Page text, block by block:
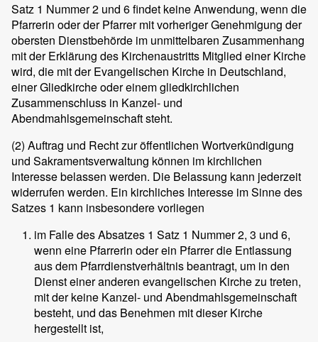
Satz 1 Nummer 2 und 6 findet keine Anwendung, wenn die
Pfarrerin oder der Pfarrer mit vorheriger Genehmigung der
obersten Dienstbehörde im unmittelbaren Zusammenhang
mit der Erklärung des Kirchenaustritts Mitglied einer Kirche
wird, die mit der Evangelischen Kirche in Deutschland,
einer Gliedkirche oder einem gliedkirchlichen
Zusammenschluss in Kanzel- und
Abendmahlsgemeinschaft steht.
(2) Auftrag und Recht zur öffentlichen Wortverkündigung
und Sakramentsverwaltung können im kirchlichen
Interesse belassen werden. Die Belassung kann jederzeit
widerrufen werden. Ein kirchliches Interesse im Sinne des
Satzes 1 kann insbesondere vorliegen
im Falle des Absatzes 1 Satz 1 Nummer 2, 3 und 6,
wenn eine Pfarrerin oder ein Pfarrer die Entlassung
aus dem Pfarrdienstverhältnis beantragt, um in den
Dienst einer anderen evangelischen Kirche zu treten,
mit der keine Kanzel- und Abendmahlsgemeinschaft
besteht, und das Benehmen mit dieser Kirche
hergestellt ist,